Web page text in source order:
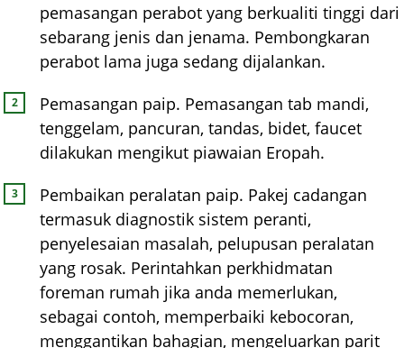
pemasangan perabot yang berkualiti tinggi dari
sebarang jenis dan jenama. Pembongkaran
perabot lama juga sedang dijalankan.
Pemasangan paip. Pemasangan tab mandi,
tenggelam, pancuran, tandas, bidet, faucet
dilakukan mengikut piawaian Eropah.
Pembaikan peralatan paip. Pakej cadangan
termasuk diagnostik sistem peranti,
penyelesaian masalah, pelupusan peralatan
yang rosak. Perintahkan perkhidmatan
foreman rumah jika anda memerlukan,
sebagai contoh, memperbaiki kebocoran,
menggantikan bahagian, mengeluarkan parit